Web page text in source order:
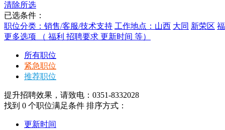
清除所选
已选条件：
职位分类：销售/客服/技术支持 工作地点：山西 大同 新荣区
更多选项 （ 福利 招聘要求 更新时间 等）
所有职位
紧急职位
推荐职位
提升招聘效果，请致电：0351-8332028
找到 0 个职位满足条件 排序方式：
更新时间